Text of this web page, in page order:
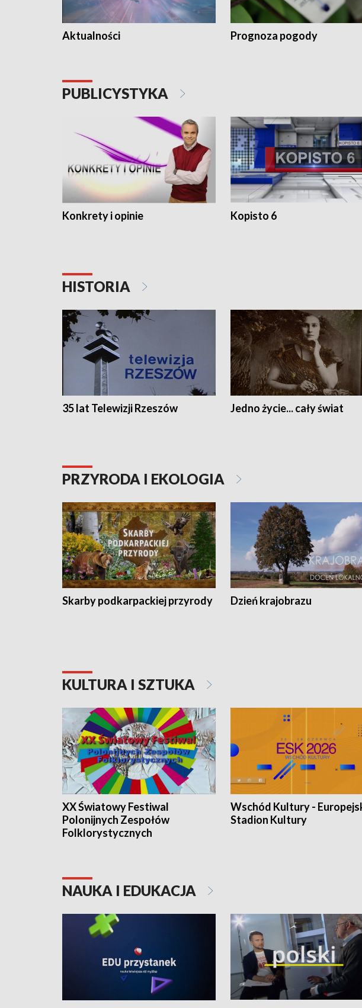
Aktualności Prognoza pogody
PUBLICYSTYKA
Konkrety i opinie Kopisto 6
HISTORIA
35 lat Telewizji Rzeszów Jedno życie... cały świat
PRZYRODA I EKOLOGIA
Skarby podkarpackiej przyrody Dzień krajobrazu
KULTURA I SZTUKA
XX Światowy Festiwal
Polonijnych Zespołów
Folklorystycznych
Wschód Kultury -
Stadion Kultury
NAUKA I EDUKACJA